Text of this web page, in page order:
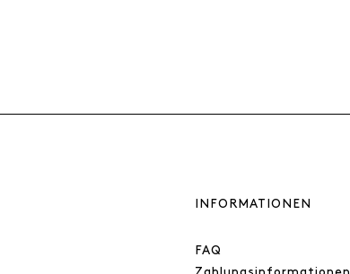
INFORMATIONEN
FAQ
Zahlungsinformationen